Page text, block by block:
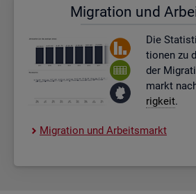
Mi­gra­ti­on und
Die
tio­nen zu
der
markt
rig­keit.
Mi­gra­ti­on und Ar­beits­markt